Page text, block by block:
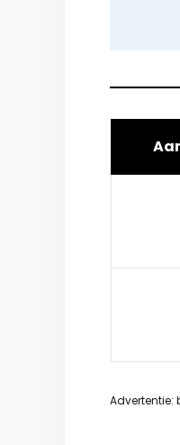
Advertentie: